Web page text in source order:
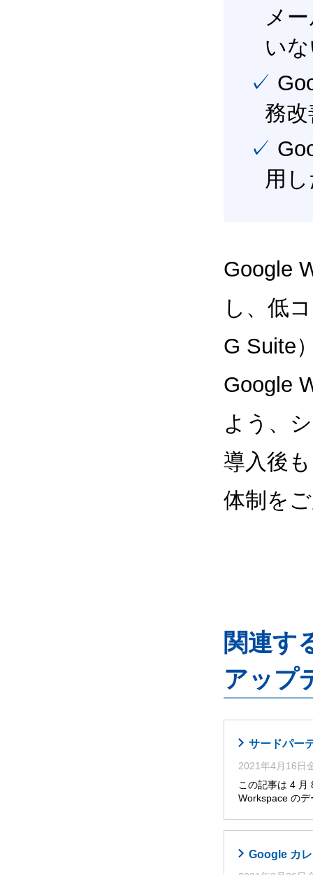
メ
い
✓ Google Workspace（旧G Suite） を活用し、業
務
✓ Google Workspace（旧G Suite） を最大限に活
用
Google
し、低
G Suite
Google
よう、
導入後
体制を
関連す
アップ
サードパー
2021年4月16日
この記事は 4 月
Workspace の
Google カ